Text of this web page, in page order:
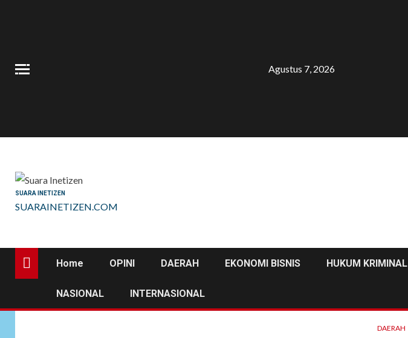
Agustus 7, 2026
SUARA INETIZEN
SUARAINETIZEN.COM
Home OPINI DAERAH EKONOMI BISNIS HUKUM KRIMINAL
NASIONAL INTERNASIONAL
DAERAH